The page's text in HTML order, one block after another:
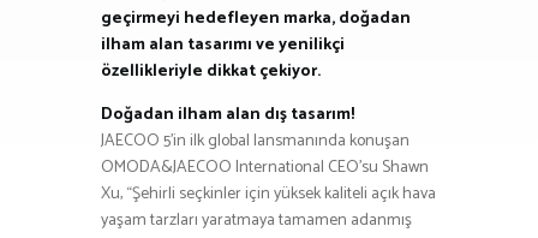
geçirmeyi hedefleyen marka, doğadan
ilham alan tasarımı ve yenilikçi
özellikleriyle dikkat çekiyor.
Doğadan ilham alan dış tasarım!
JAECOO 5’in ilk global lansmanında konuşan
OMODA&JAECOO International CEO’su Shawn
Xu, “Şehirli seçkinler için yüksek kaliteli açık hava
yaşam tarzları yaratmaya tamamen adanmış